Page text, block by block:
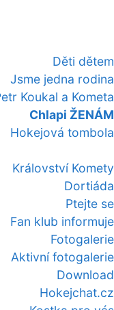
Děti dětem
Jsme jedna rodina
Koukal a Kometa
Chlapi ŽENÁM
Hokejová tombola
Království Komety
Dortiáda
Ptejte se
Fan klub informuje
Fotogalerie
Aktivní fotogalerie
Download
Hokejchat.cz